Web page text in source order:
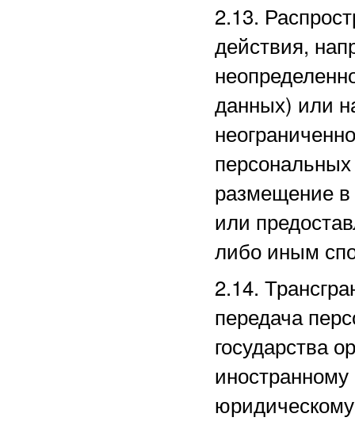
2.13.
действия,
данных) или
размещение
или
либо иным
2.14.
передача
государства